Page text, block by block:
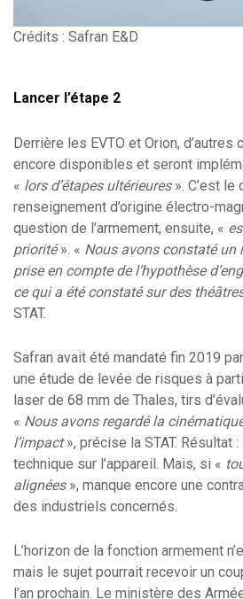
Crédits : Safran E&D
Lancer l’étape 2
Derrière les EVTO et Orion,
encore disponibles et seront
« lors d’étapes ultérieures». C’est le
renseignement d’origine électro-
question de l’armement, ensuite, «
priorité». « Nous avons constaté un
prise en compte de l’hypothèse
ce qui a été constaté sur des
STAT.
Safran avait été mandaté fin 2019
une étude de levée de risques à
laser de 68 mm de Thales, tirs
« Nous avons regardé la
l’impact», précise la STAT. Résultat
technique sur l’appareil. Mais, si «
alignées», manque encore une
des industriels concernés.
L’horizon de la fonction armement
mais le sujet pourrait recevoir un
l’an prochain. Le ministère des